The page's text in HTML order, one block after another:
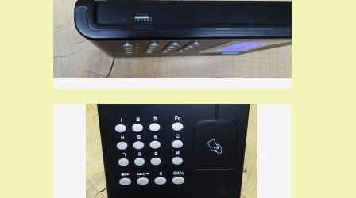
perciò è possibile installarlo in qualsiasi
ambiente di lavoro. E' un apparecchio particolarmente
erobustoed elegante. Viene fornito insieme
con unsoftware di rilevazione presenze in grado di
gestire fino a 500 dipendenti
moduli aggiuntivi o contratti di manutenzione. E' dotato
menu in italianoper l'accesso falicitato ai paramentri
di configurazione. Al passaggio del badge l'utente può
sul display ilnumero della sua
luce verde,suona un bip che gli conferma
l'avvenuta timbratura, può memorizzare all'interno della
memoria fino a 200.000 timbrature e può registrare
un massimo di
configurazione